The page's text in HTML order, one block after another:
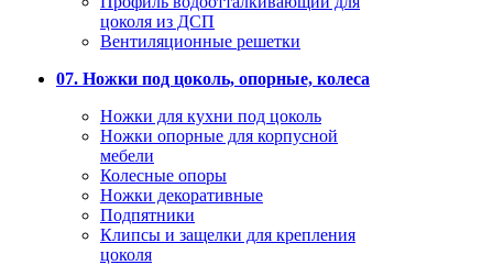
цоколя из ДСП
Вентиляционные решетки
07. Ножки под цоколь, опорные, колеса
Ножки для кухни под цоколь
Ножки опорные для корпусной
мебели
Колесные опоры
Ножки декоративные
Подпятники
Клипсы и защелки для крепления
цоколя